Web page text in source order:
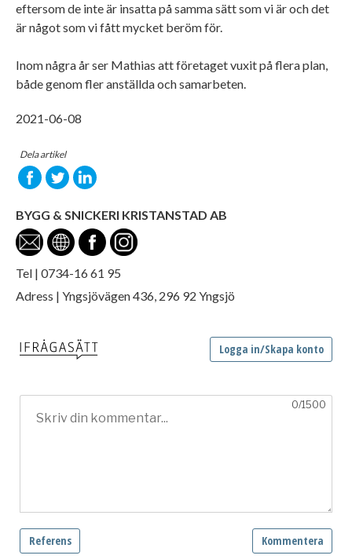
eftersom de inte är insatta på samma sätt som vi är och det
är något som vi fått mycket beröm för.
Inom några år ser Mathias att företaget vuxit på flera plan,
både genom fler anställda och samarbeten.
2021-06-08
Dela artikel
BYGG & SNICKERI KRISTANSTAD AB
Tel | 0734-16 61 95
Adress | Yngsjövägen 436, 296 92 Yngsjö